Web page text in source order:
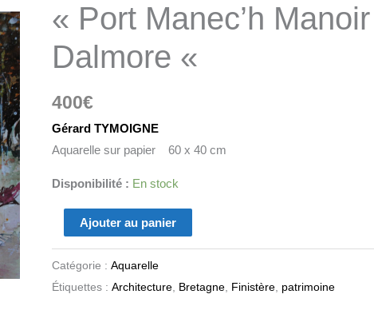
« Port Manec’h Manoir
Dalmore «
400€
Gérard TYMOIGNE
Aquarelle sur papier 60 x 40 cm
Disponibilité : En stock
Manec'h
Dalmore
Ajouter au panier
Catégorie : Aquarelle
Étiquettes : Architecture Bretagne Finistère patrimoine